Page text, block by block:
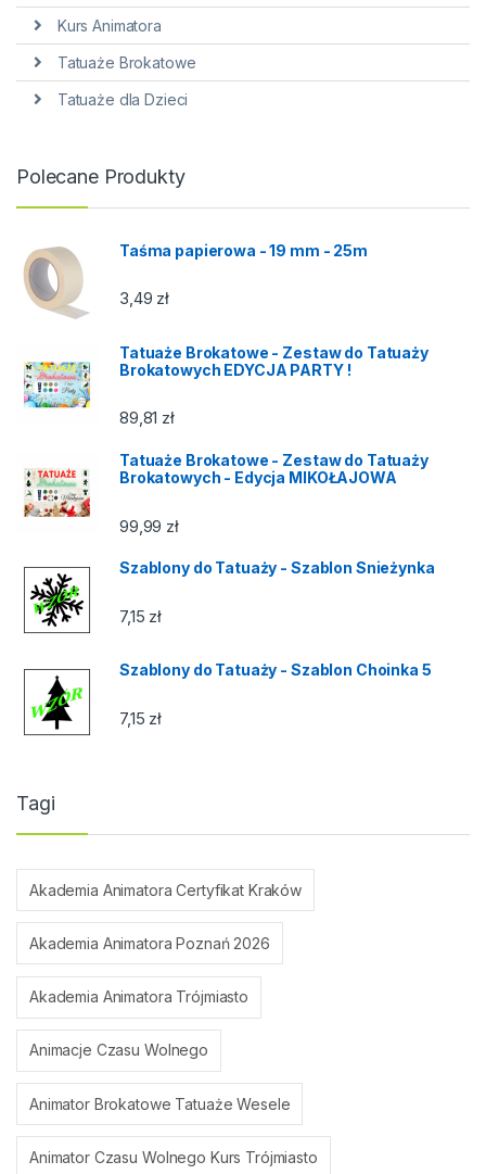
Kurs Animatora
Tatuaże Brokatowe
Tatuaże dla Dzieci
Polecane Produkty
Taśma papierowa - 19 mm - 25m
3,49 zł
Tatuaże Brokatowe - Zestaw do Tatuaży
Brokatowych EDYCJA PARTY !
89,81 zł
Tatuaże Brokatowe - Zestaw do Tatuaży
Brokatowych - Edycja MIKOŁAJOWA
99,99 zł
Szablony do Tatuaży - Szablon Snieżynka
7,15 zł
Szablony do Tatuaży - Szablon Choinka 5
7,15 zł
Tagi
Akademia Animatora Certyfikat Kraków
Akademia Animatora Poznań 2026
Akademia Animatora Trójmiasto
Animacje Czasu Wolnego
Animator Brokatowe Tatuaże Wesele
Animator Czasu Wolnego Kurs Trójmiasto